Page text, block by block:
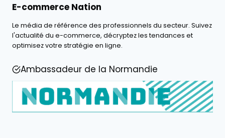
E-commerce Nation
Le média de référence des professionnels du secteur. Suivez
l'actualité du e-commerce, décryptez les tendances et
optimisez votre stratégie en ligne.
Ambassadeur de la Normandie